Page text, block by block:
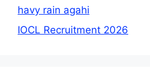
havy rain agahi
IOCL Recruitment 2026